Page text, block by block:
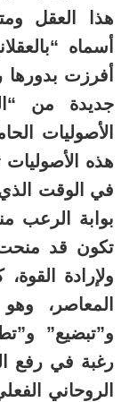
هذا العقل
أسماه
أفرزت
جديدة من
الأصوليات
هذه الأصوليات
في الوقت الذي
بوابة الرعب
تكون قد
ولإرادة
المعاصر،
و”تبضيع”
رغبة في رفع
الروحاني